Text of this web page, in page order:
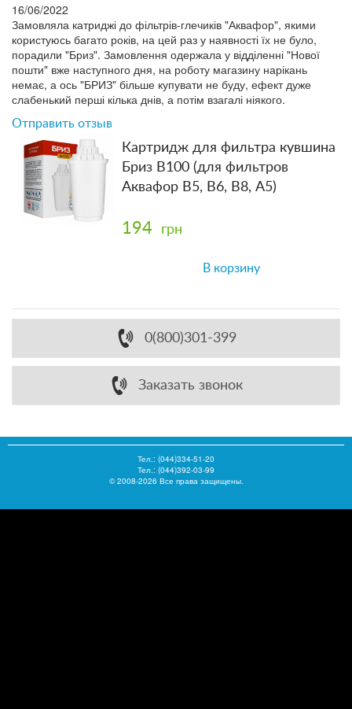
16/06/2022
Замовляла катриджі до фільтрів-глечиків "Аквафор", якими
користуюсь багато років, на цей раз у наявності їх не було,
порадили "Бриз". Замовлення одержала у відділенні "Нової
пошти" вже наступного дня, на роботу магазину нарікань
немає, а ось "БРИЗ" більше купувати не буду, ефект дуже
слабенький перші кілька днів, а потім взагалі ніякого.
Отправить отзыв
Картридж для фильтра кувшина
Бриз В100 (для фильтров
Аквафор В5, В6, В8, А5)
194 грн
В корзину
0(800)301-399
Заказать звонок
Тел.: (044)334-51-20
Тел.: (044)392-03-99
© 2008-2026 Все права защищены.